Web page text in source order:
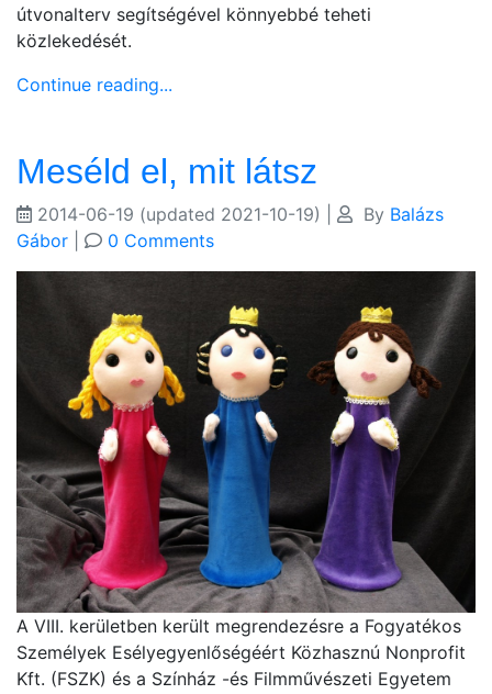
útvonalterv segítségével könnyebbé teheti
közlekedését.
Continue reading...
Meséld el, mit látsz
2014-06-19 (updated 2021-10-19) By Balázs
Gábor
0 Comments
A VIII. kerületben került megrendezésre a Fogyatékos
Személyek Esélyegyenlőségéért Közhasznú Nonprofit
Kft. (FSZK) és a Színház -és Filmművészeti Egyetem